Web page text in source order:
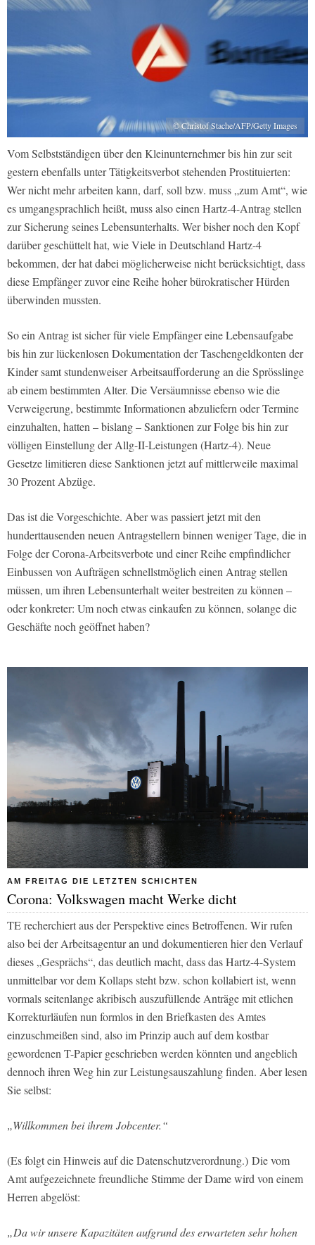
© Christof Stache/AFP/Getty Images
Vom Selbstständigen über den Kleinunternehmer bis hin zur seit
gestern ebenfalls unter Tätigkeitsverbot stehenden Prostituierten:
Wer nicht mehr arbeiten kann, darf, soll bzw. muss „zum Amt“, wie
es umgangsprachlich heißt, muss also einen Hartz-4-Antrag stellen
zur Sicherung seines Lebensunterhalts. Wer bisher noch den Kopf
darüber geschüttelt hat, wie Viele in Deutschland Hartz-4
bekommen, der hat dabei möglicherweise nicht berücksichtigt, dass
diese Empfänger zuvor eine Reihe hoher bürokratischer Hürden
überwinden mussten.
So ein Antrag ist sicher für viele Empfänger eine Lebensaufgabe
bis hin zur lückenlosen Dokumentation der Taschengeldkonten der
Kinder samt stundenweiser Arbeitsaufforderung an die Sprösslinge
ab einem bestimmten Alter. Die Versäumnisse ebenso wie die
Verweigerung, bestimmte Informationen abzuliefern oder Termine
einzuhalten, hatten – bislang – Sanktionen zur Folge bis hin zur
völligen Einstellung der Allg-II-Leistungen (Hartz-4). Neue
Gesetze limitieren diese Sanktionen jetzt auf mittlerweile maximal
30 Prozent Abzüge.
Das ist die Vorgeschichte. Aber was passiert jetzt mit den
hunderttausenden neuen Antragstellern binnen weniger Tage, die in
Folge der Corona-Arbeitsverbote und einer Reihe empfindlicher
Einbussen von Aufträgen schnellstmöglich einen Antrag stellen
müssen, um ihren Lebensunterhalt weiter bestreiten zu können –
oder konkreter: Um noch etwas einkaufen zu können, solange die
Geschäfte noch geöffnet haben?
AM FREITAG DIE LETZTEN SCHICHTEN
Corona: Volkswagen macht Werke dicht
TErecherchiert aus der Perspektive eines Betroffenen. Wir rufen
also bei der Arbeitsagentur an und dokumentieren hier den Verlauf
dieses „Gesprächs“, das deutlich macht, dass das Hartz-4-System
unmittelbar vor dem Kollaps steht bzw. schon kollabiert ist, wenn
vormals seitenlange akribisch auszufüllende Anträge mit etlichen
Korrekturläufen nun formlos in den Briefkasten des Amtes
einzuschmeißen sind, also im Prinzip auch auf dem kostbar
gewordenen T-Papier geschrieben werden könnten und angeblich
dennoch ihren Weg hin zur Leistungsauszahlung finden. Aber lesen
Sie selbst:
„Willkommen bei ihrem Jobcenter.“
(Es folgt ein Hinweis auf die Datenschutzverordnung.) Die vom
Amt aufgezeichnete freundliche Stimme der Dame wird von einem
Herren abgelöst:
„Da wir unsere Kapazitäten aufgrund des erwarteten sehr hohen